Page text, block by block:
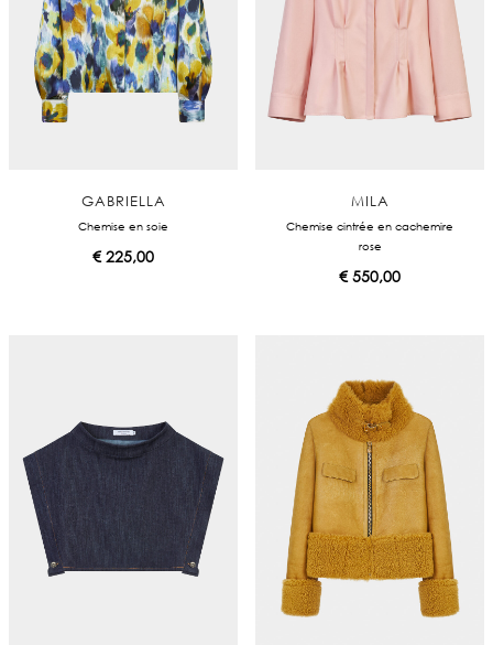
GABRIELLA
Chemise en soie
€225,00
MILA
Chemise cintrée en cachemire
rose
€550,00